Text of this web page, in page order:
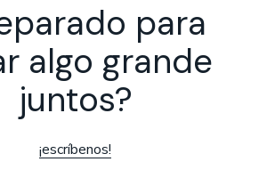
para
algo grande
juntos?
¡escríbenos!